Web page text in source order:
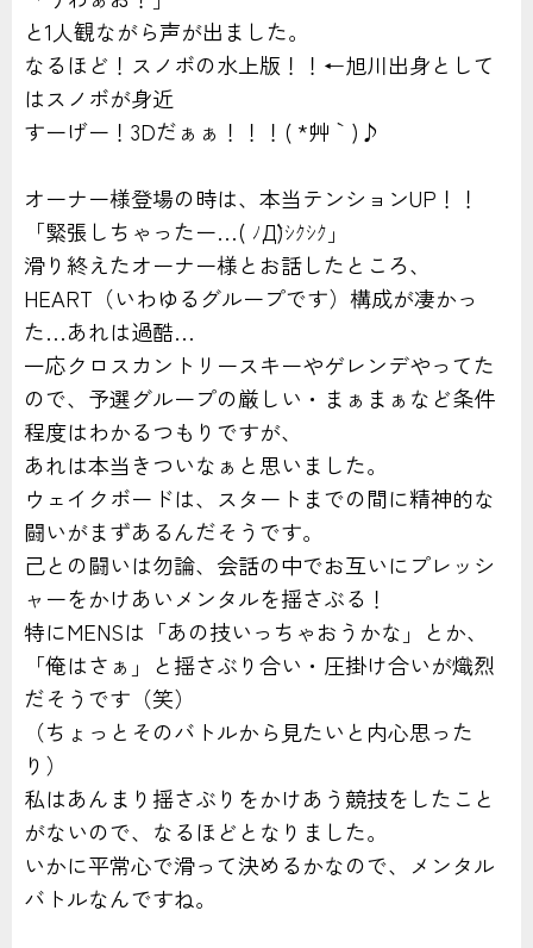
と1人観ながら声が出ました。
なるほど！スノボの水上版！！←旭川出身として
はスノボが身近
すーげー！3Dだぁぁ！！！( *´艸｀)♪
オーナー様登場の時は、本当テンションUP！！
「緊張しちゃったー…( ﾉД`)ｼｸｼｸ」
滑り終えたオーナー様とお話したところ、
HEART（いわゆるグループです）構成が凄かっ
た…あれは過酷…
一応クロスカントリースキーやゲレンデやってた
ので、予選グループの厳しい・まぁまぁなど条件
程度はわかるつもりですが、
あれは本当きついなぁと思いました。
ウェイクボードは、スタートまでの間に精神的な
闘いがまずあるんだそうです。
己との闘いは勿論、会話の中でお互いにプレッシ
ャーをかけあいメンタルを揺さぶる！
特にMENSは「あの技いっちゃおうかな」とか、
「俺はさぁ」と揺さぶり合い・圧掛け合いが熾烈
だそうです（笑）
（ちょっとそのバトルから見たいと内心思った
り）
私はあんまり揺さぶりをかけあう競技をしたこと
がないので、なるほどとなりました。
いかに平常心で滑って決めるかなので、メンタル
バトルなんですね。